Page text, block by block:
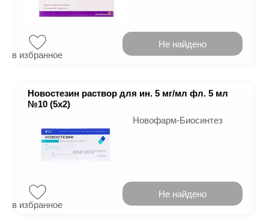
в избранное
Не найдено
Новостезин раствор для ин. 5 мг/мл фл. 5 мл
№10 (5х2)
Новофарм-Биосинтез
в избранное
Не найдено